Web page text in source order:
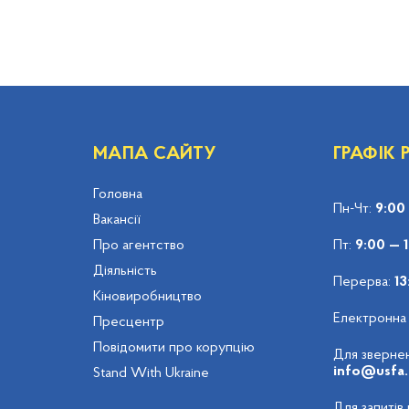
МАПА САЙТУ
Головна
Вакансії
Про агентство
Діяльність
Кіновиробництво
Пресцентр
Повідомити про корупцію
Stand With Ukraine
ГРАФІК
Пн-Чт: 9:00
Пт: 9:00 —
Перерва:
Для